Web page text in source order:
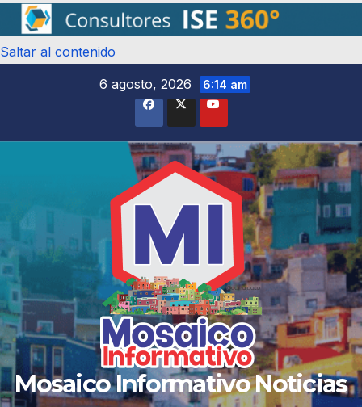
Saltar al contenido
6 agosto, 2026
6:14 am
Mosaico Informativo Noticias